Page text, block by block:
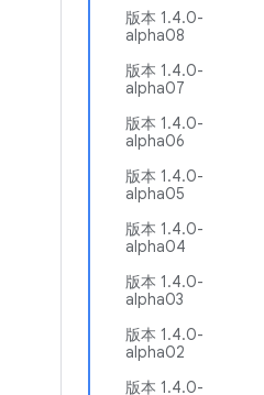
版本 1.4.0-
alpha08
版本 1.4.0-
alpha07
版本 1.4.0-
alpha06
版本 1.4.0-
alpha05
版本 1.4.0-
alpha04
版本 1.4.0-
alpha03
版本 1.4.0-
alpha02
版本 1.4.0-